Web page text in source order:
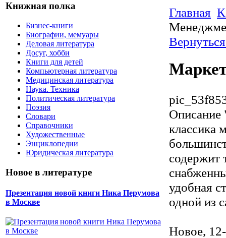
Книжная полка
Бизнес-книги
Биографии, мемуары
Деловая литература
Досуг, хобби
Книги для детей
Компьютерная литература
Медицинская литература
Наука. Техника
Политическая литература
Поэзия
Словари
Справочники
Художественные
Энциклопедии
Юридическая литература
Новое в литературе
Презентация новой книги Ника Перумова
в Москве
Главная
Описание
классика
содержит
удобная
одной из
Новое,